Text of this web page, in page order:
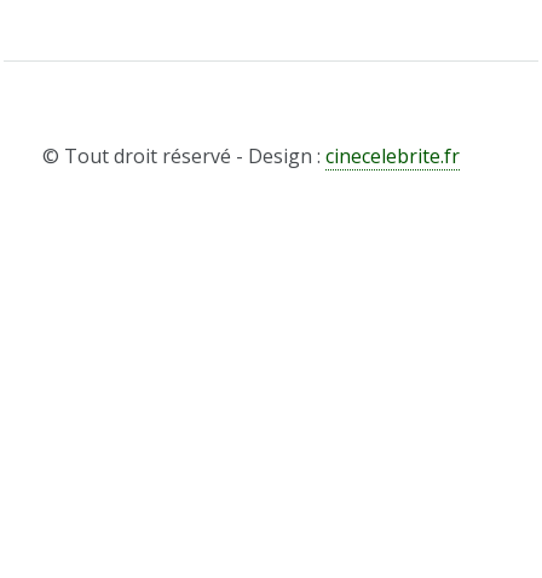
© Tout droit réservé - Design :cinecelebrite.fr